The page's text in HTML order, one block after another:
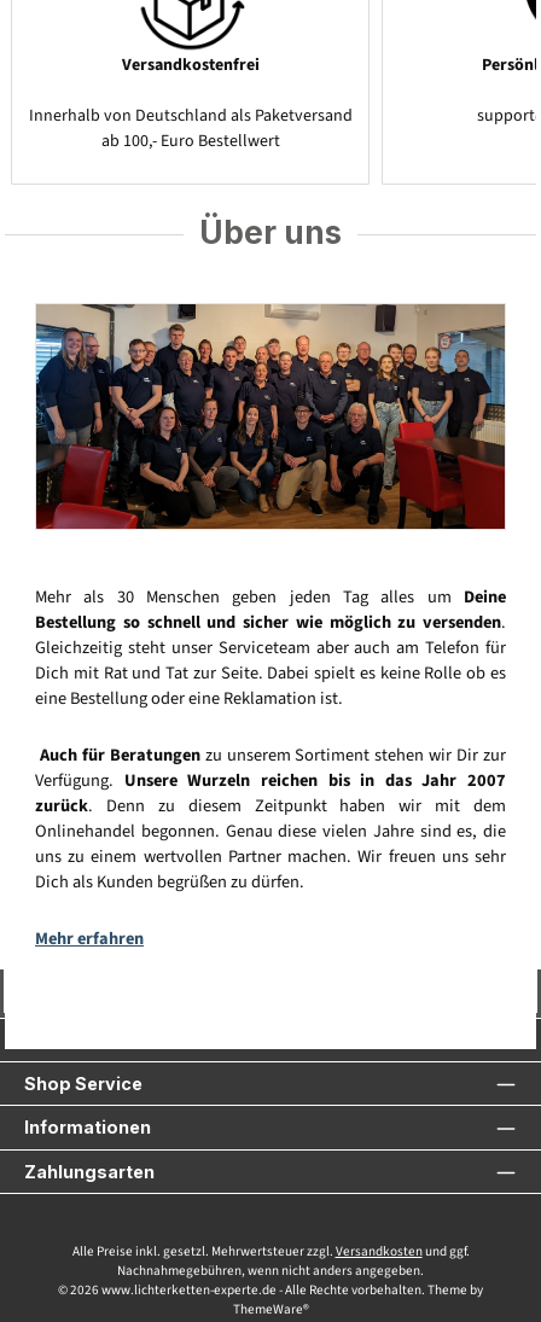
Versandkostenfrei
Innerhalb von Deutschland als Paketversand
ab 100,- Euro Bestellwert
Über uns
Mehr als 30 Menschen geben jeden Tag alles um Deine
Bestellung so schnell und sicher wie möglich zu versenden.
Gleichzeitig steht unser Serviceteam aber auch am Telefon für
Dich mit Rat und Tat zur Seite. Dabei spielt es keine Rolle ob es
eine Bestellung oder eine Reklamation ist.
Auch für Beratungenzu unserem Sortiment stehen wir Dir zur
Verfügung. Unsere Wurzeln reichen bis in das Jahr 2007
zurück. Denn zu diesem Zeitpunkt haben wir mit dem
Onlinehandel begonnen. Genau diese vielen Jahre sind es, die
uns zu einem wertvollen Partner machen. Wir freuen uns sehr
Dich als Kunden begrüßen zu dürfen.
Mehr erfahren
Shop Service
Informationen
Zahlungsarten
Alle Preise inkl. gesetzl. Mehrwertsteuer zzgl. Versandkostenund ggf.
Nachnahmegebühren, wenn nicht anders angegeben.
© 2026 www.lichterketten-experte.de - Alle Rechte vorbehalten. Theme by
ThemeWare®